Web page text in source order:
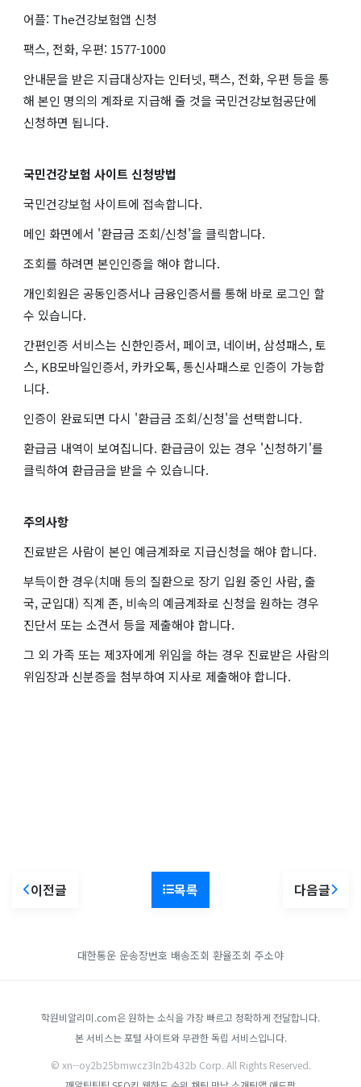
어플: The건강보험앱 신청
팩스, 전화, 우편: 1577-1000
안내문을 받은 지급대상자는 인터넷, 팩스, 전화, 우편 등을 통
해 본인 명의의 계좌로 지급해 줄 것을 국민건강보험공단에
신청하면 됩니다.
국민건강보험 사이트 신청방법
국민건강보험 사이트에 접속합니다.
메인 화면에서 '환급금 조회/신청'을 클릭합니다.
조회를 하려면 본인인증을 해야 합니다.
개인회원은 공동인증서나 금융인증서를 통해 바로 로그인 할
수 있습니다.
간편인증 서비스는 신한인증서, 페이코, 네이버, 삼성패스, 토
스, KB모바일인증서, 카카오톡, 통신사패스로 인증이 가능합
니다.
인증이 완료되면 다시 '환급금 조회/신청'을 선택합니다.
환급금 내역이 보여집니다. 환급금이 있는 경우 '신청하기'를
클릭하여 환급금을 받을 수 있습니다.
주의사항
진료받은 사람이 본인 예금계좌로 지급신청을 해야 합니다.
부득이한 경우(치매 등의 질환으로 장기 입원 중인 사람, 출
국, 군입대) 직계 존, 비속의 예금계좌로 신청을 원하는 경우
진단서 또는 소견서 등을 제출해야 합니다.
그 외 가족 또는 제3자에게 위임을 하는 경우 진료받은 사람의
위임장과 신분증을 첨부하여 지사로 제출해야 합니다.
이전글 목록 다음글
대한통운 운송장번호 배송조회 환율조회 주소야
학원비알리미.com은 원하는 소식을 가장 빠르고 정확하게 전달합니다.
본 서비스는 포털 사이트와 무관한 독립 서비스입니다.
© xn--oy2b25bmwcz3ln2b432b Corp. All Rights Reserved.